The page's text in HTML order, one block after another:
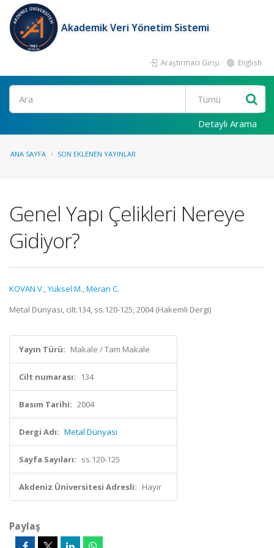
Akademik Veri Yönetim Sistemi
Araştırmacı Girişi English
Ara
Detaylı Arama
ANA SAYFA SON EKLENEN YAYINLAR
Genel Yapı Çelikleri Nereye
Gidiyor?
KOVAN V.,Yüksel M.,Meran C.
Metal Dünyası, cilt.134, ss.120-125, 2004 (Hakemli Dergi)
Yayın Türü: Makale / Tam Makale
Cilt numarası: 134
Basım Tarihi: 2004
Dergi Adı: Metal Dünyası
Sayfa Sayıları: ss.120-125
Akdeniz Üniversitesi Adresli: Hayır
Paylaş